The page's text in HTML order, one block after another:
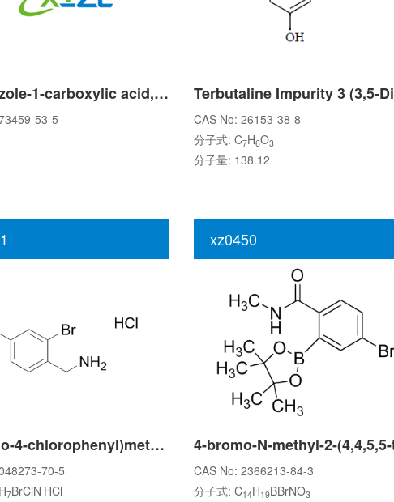
1H-Indazole-1-carboxylic acid, 7-aMino-, 1,1-diMethylethyl ester
53-5
CAS No: 26153-38-8
分子式: C7H6O3
分子量: 138.12
(2-Bromo-4-chlorophenyl)methanamine hydrochloride
70-5
7BrClN HCl
xz0450
CAS No: 2366213-84-3
分子式: C14H19BBrNO3